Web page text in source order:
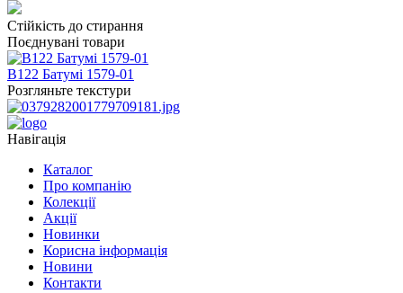
Стійкість до стирання
Поєднувані товари
В122 Батумі 1579-01
Розгляньте текстури
Навігація
Каталог
Про компанію
Колекції
Акції
Новинки
Корисна інформація
Новини
Контакти